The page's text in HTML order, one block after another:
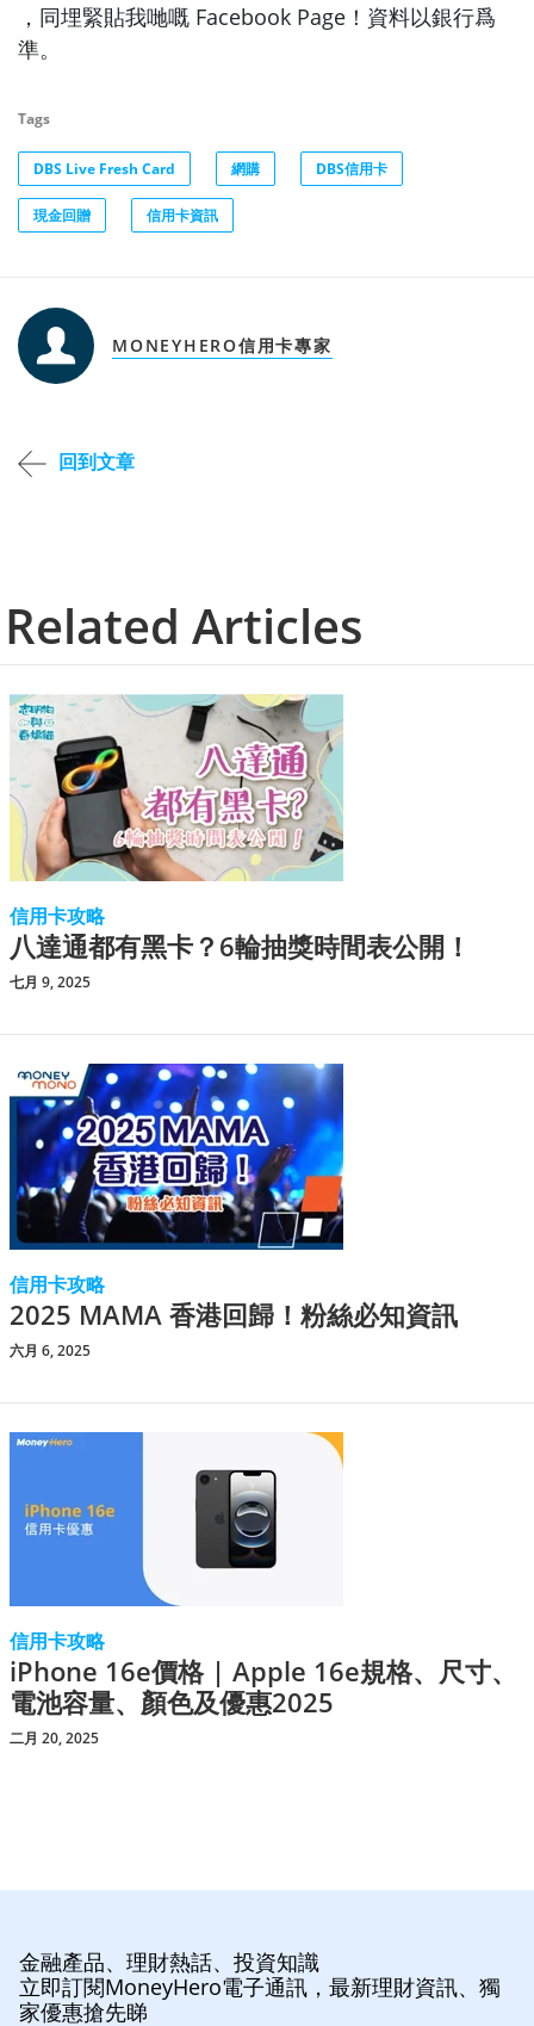
，同埋緊貼我哋嘅 Facebook Page！資料以銀行爲
準。
Tags
DBS Live Fresh Card 網購 DBS信用卡
現金回贈 信用卡資訊
MONEYHERO信用卡專家
回到文章
Related Articles
信用卡攻略
八達通都有黑卡？6輪抽獎時間表公開！
七月 9, 2025
信用卡攻略
2025 MAMA 香港回歸！粉絲必知資訊
六月 6, 2025
信用卡攻略
iPhone 16e價格 | Apple 16e規格、尺寸、
電池容量、顏色及優惠2025
二月 20, 2025
金融產品、理財熱話、投資知識
立即訂閱MoneyHero電子通訊，最新理財資訊、獨
家優惠搶先睇